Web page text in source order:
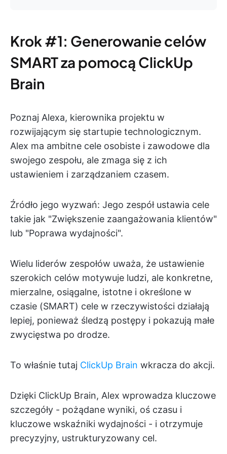
Krok #1: Generowanie celów
SMART za pomocą ClickUp
Brain
Poznaj Alexa, kierownika projektu w
rozwijającym się startupie technologicznym.
Alex ma ambitne cele osobiste i zawodowe dla
swojego zespołu, ale zmaga się z ich
ustawieniem i zarządzaniem czasem.
Źródło jego wyzwań: Jego zespół ustawia cele
takie jak "Zwiększenie zaangażowania klientów"
lub "Poprawa wydajności".
Wielu liderów zespołów uważa, że ustawienie
szerokich celów motywuje ludzi, ale konkretne,
mierzalne, osiągalne, istotne i określone w
czasie (SMART) cele w rzeczywistości działają
lepiej, ponieważ śledzą postępy i pokazują małe
zwycięstwa po drodze.
To właśnie tutaj ClickUp Brain wkracza do akcji.
Dzięki ClickUp Brain, Alex wprowadza kluczowe
szczegóły - pożądane wyniki, oś czasu i
kluczowe wskaźniki wydajności - i otrzymuje
precyzyjny, ustrukturyzowany cel.